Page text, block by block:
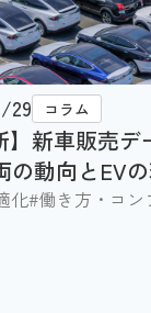
29 コラム
】新車販売
の動向とEV
化#働き方・コン